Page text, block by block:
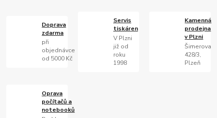
Doprava
zdarma
při
objednávce
od 5000 Kč
Servis
tiskáren
V Plzni
již od
roku
1998
Kamenná
prodejna
v Plzni
Šimerova
428/3,
Plzeň
Oprava
počítačů a
notebooků